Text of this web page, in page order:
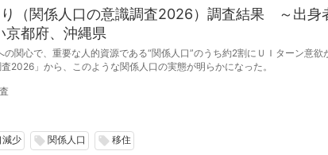
（関係人口の意識調査2026）調査結果 ～出身
京都府、沖縄県
関心で、重要な人的資源である“関係人口”のうち約2割にＵＩターン意
2026」から、このような関係人口の実態が明らかになった。
減少 local_offer 関係人口 local_offer 移住